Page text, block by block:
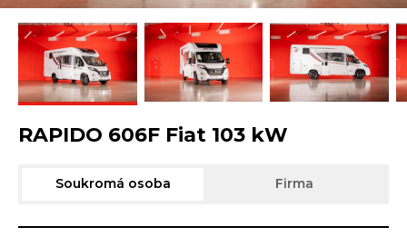
RAPIDO 606F Fiat 103 kW
Soukromá osoba Firma